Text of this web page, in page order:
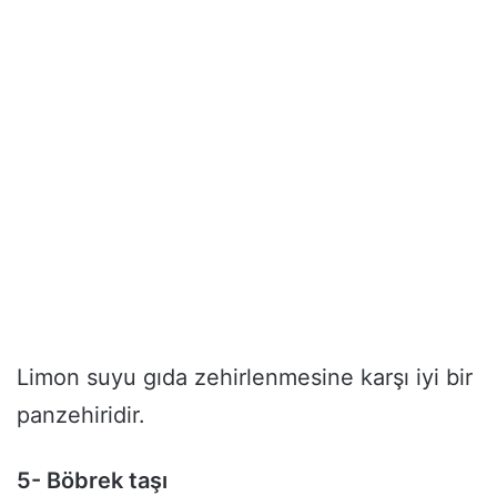
Limon suyu gıda zehirlenmesine karşı iyi bir
panzehiridir.
5- Böbrek taşı